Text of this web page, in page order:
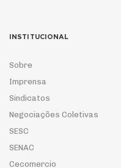
INSTITUCIONAL
Sobre
Imprensa
Sindicatos
Negociações Coletivas
SESC
SENAC
Cecomercio